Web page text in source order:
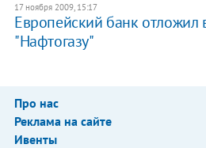
17 ноября 2009, 15:17
Европейский банк
"Нафтогазу"
Про нас
Реклама на сайте
Ивенты